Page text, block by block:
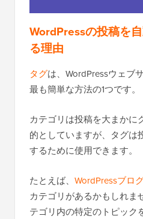
WordPressの投稿を
る理由
タグは、WordPressウェブ
最も簡単な方法の1つです。
カテゴリは投稿を大まかに
的としていますが、タグは
するために使用できます。
たとえば、 WordPressブロ
カテゴリがあるかもしれま
テゴリ内の特定のトピック